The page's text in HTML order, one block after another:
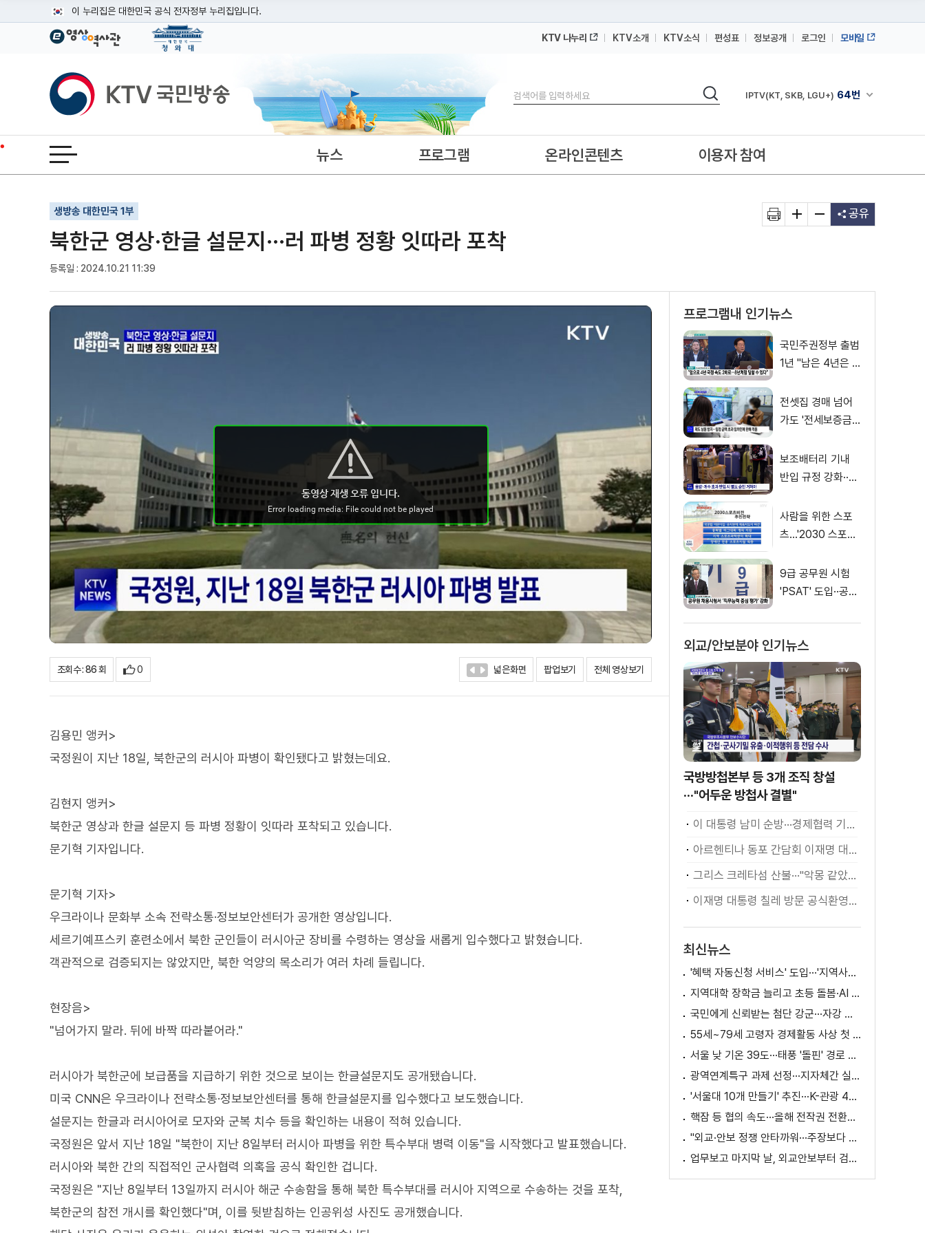
이 누리집은 대한민국 공식 전자정부 누리집입니다.
공식 누리집 주소 확인하기
이밖에 or.kr 또는 .kr등 다른 도메인 주소를 사용하고 있다면 아래 URL에서 도메인 주소를 확인해 보세요
운영중인 공식 누리집보기
KTV 나누리 KTV소개 KTV소식 편성표 정보공개 로그인 모바일
KTV국민방송
검색
검색 채널안내 펼쳐
스카이라이프 164번
스카이라이프 164번
스카이라이프
전체메뉴 열기 뉴스 프로그램 온라인콘텐츠 이용자 참여
생방송 대한민국 1부
북한군 영상·한글 설문지···러 파병 정황 잇따라 포착
등록일 : 2024.10.21 11:39
기사인쇄
글자확대
글자축소 공유
조회수 : 86 회 0 넓은화면 팝업보기 전체 영상보기
김용민 앵커>
국정원이 지난 18일, 북한군의 러시아 파병이 확인됐다고 밝혔는데요.
김현지 앵커>
북한군 영상과 한글 설문지 등 파병 정황이 잇따라 포착되고 있습니다.
문기혁 기자입니다.
문기혁 기자>
우크라이나 문화부 소속 전략소통·정보보안센터가 공개한 영상입니다.
세르기예프스키 훈련소에서 북한 군인들이 러시아군 장비를 수령하는 영상을 새롭게 입수했다고 밝혔습니다.
객관적으로 검증되지는 않았지만, 북한 억양의 목소리가 여러 차례 들립니다.
현장음>
"넘어가지 말라. 뒤에 바짝 따라붙어라."
러시아가 북한군에 보급품을 지급하기 위한 것으로 보이는 한글설문지도 공개됐습니다.
미국 CNN은 우크라이나 전략소통·정보보안센터를 통해 한글설문지를 입수했다고 보도했습니다.
설문지는 한글과 러시아어로 모자와 군복 치수 등을 확인하는 내용이 적혀 있습니다.
국정원은 앞서 지난 18일 "북한이 지난 8일부터 러시아 파병을 위한 특수부대 병력 이동"을 시작했다고 발표했습니다.
러시아와 북한 간의 직접적인 군사협력 의혹을 공식 확인한 겁니다.
국정원은 "지난 8일부터 13일까지 러시아 해군 수송함을 통해 북한 특수부대를 러시아 지역으로 수송하는 것을 포착,
북한군의 참전 개시를 확인했다"며, 이를 뒷받침하는 인공위성 사진도 공개했습니다.
프로그램내 인기뉴스
국민주권정부 출범
1년 "남은 4년은 8
전셋집 경매 넘어
가도 '전세보증금'
보조배터리 기내
반입 규정 강화··
사람을 위한 스포
츠…'2030 스포츠
9급 공무원 시험
'PSAT' 도입··공정
외교/안보분야 인기뉴스
국방방첩본부 등 3개 조직 창설
···"어두운 방첩사 결별"
이 대통령 남미 순방···경제협력 기대 성과는?
아르헨티나 동포 간담회 이재명 대통령 모두발언
그리스 크레타섬 산불···"악몽 같았다" [월드 투데이]
이재명 대통령 칠레 방문 공식환영식
최신뉴스
'혜택 자동신청 서비스' 도입···'지역사랑상품권' 발행 확대
지역대학 장학금 늘리고 초등 돌봄·AI 교육 확대
국민에게 신뢰받는 첨단 강군···자강 국방·미래 전력 강화
55세~79세 고령자 경제활동 사상 첫 1천만 명 돌파
서울 낮 기온 39도···태풍 '돌핀' 경로 변수
광역연계특구 과제 선정···지자체간 실증 협력 확대
'서울대 10개 만들기' 추진···K-관광 4천만 시대 준비
핵잠 등 협의 속도···올해 전작권 전환시기 결정 추진
"외교·안보 정쟁 안타까워···주장보다 실천 중요"
업무보고 마지막 날, 외교안보부터 검경까지